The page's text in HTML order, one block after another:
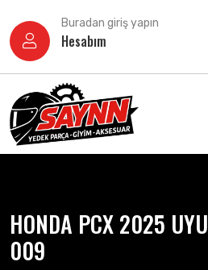
atla
Buradan giriş yapın
Hesabım
HONDA PCX 2025
009